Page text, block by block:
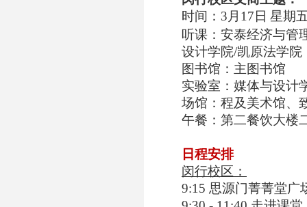
时间： 3 月 17 日 星期
听课：安泰经济与管
设计学院/凯原法学院
图书馆：主图书馆
实验室：媒体与设计
场馆：程及美术馆、
午餐：第二餐饮大楼
日程安排
闵行校区：
9:15 思源门菁菁堂广